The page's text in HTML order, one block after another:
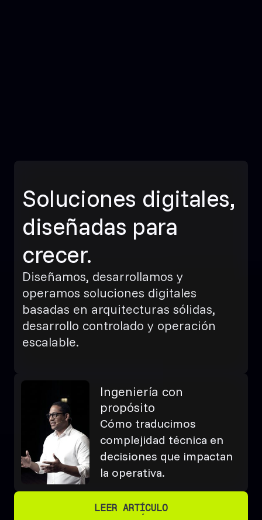
Soluciones digitales,
diseñadas para
crecer.
Diseñamos, desarrollamos y
operamos soluciones digitales
basadas en arquitecturas sólidas,
desarrollo controlado y operación
escalable.
Ingeniería con
propósito
Cómo traducimos
complejidad técnica en
decisiones que impactan
la operativa.
LEER ARTÍCULO